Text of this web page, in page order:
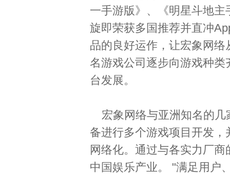
一手游版》、《明星斗地
旋即荣获多国推荐并直冲
品的良好运作，让宏象网
名游戏公司逐步向游戏种
台发展。
宏象网络与亚洲知名的
备进行多个游戏项目开发
网络化。通过与各实力厂
中国娱乐产业。 "满足用户